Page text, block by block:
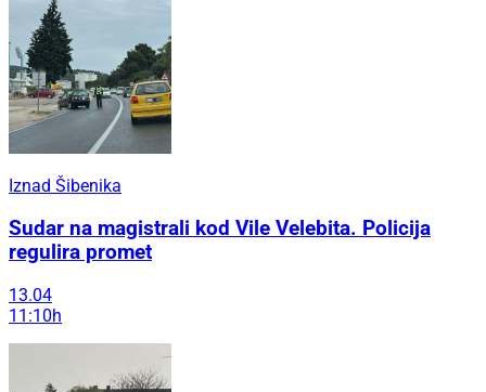
Iznad Šibenika
Sudar na magistrali kod Vile Velebita. Policija
regulira promet
13.04
11:10h